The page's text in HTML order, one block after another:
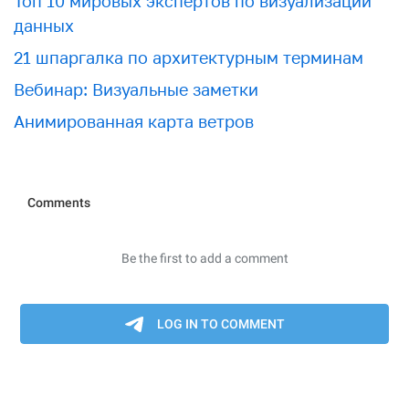
данных
21 шпаргалка по архитектурным терминам
Вебинар: Визуальные заметки
Анимированная карта ветров